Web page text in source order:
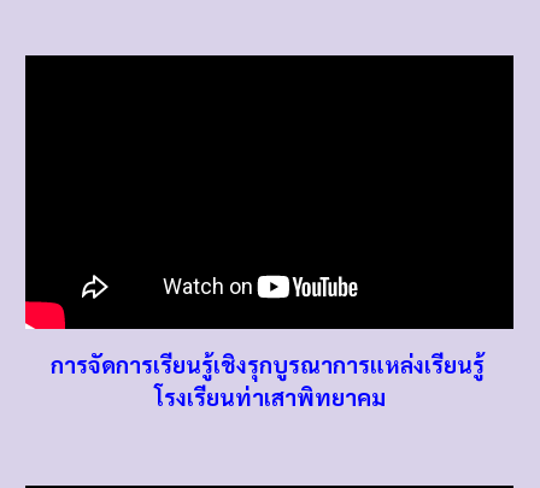
การจัดการเรียนรู้เชิงรุกบูรณาการแหล่งเรียนรู้
โรงเรียนท่าเสาพิทยาคม